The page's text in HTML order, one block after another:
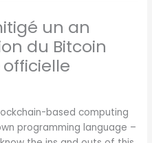
un an
du Bitcoin
based computing
programming language –